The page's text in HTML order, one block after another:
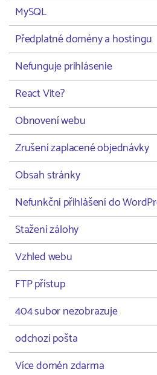
MySQL
Předplatné domény a hostingu
Nefunguje prihlásenie
React Vite?
Obnovení webu
Zrušení zaplacené objednávky
Obsah stránky
Nefunkční přihlášení do
Stažení zálohy
Vzhled webu
FTP přístup
404 subor nezobrazuje
odchozí pošta
Více domén zdarma